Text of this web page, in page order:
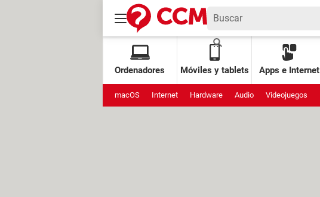
Ordenadores Móviles y tablets Apps e Internet
macOS Internet Hardware Audio Videojuegos